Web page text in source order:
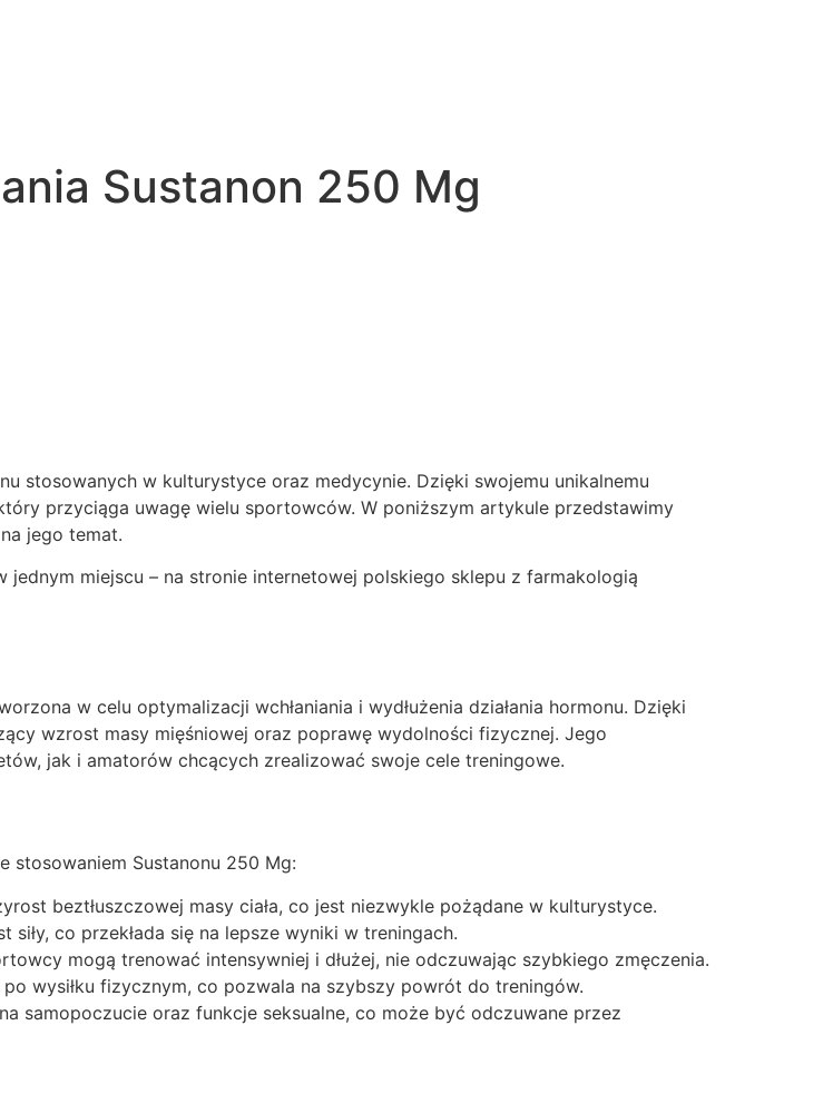
Sustanon 250 Mg
stosowanych w kulturystyce oraz medycynie. Dzięki swojemu unikalnemu
przyciąga uwagę wielu sportowców. W poniższym artykule przedstawimy
jego temat.
jednym miejscu – na stronie internetowej polskiego sklepu z farmakologią
w celu optymalizacji wchłaniania i wydłużenia działania hormonu. Dzięki
wzrost masy mięśniowej oraz poprawę wydolności fizycznej. Jego
jak i amatorów chcących zrealizować swoje cele treningowe.
stosowaniem Sustanonu 250 Mg:
beztłuszczowej masy ciała, co jest niezwykle pożądane w kulturystyce.
co przekłada się na lepsze wyniki w treningach.
mogą trenować intensywniej i dłużej, nie odczuwając szybkiego zmęczenia.
wysiłku fizycznym, co pozwala na szybszy powrót do treningów.
samopoczucie oraz funkcje seksualne, co może być odczuwane przez